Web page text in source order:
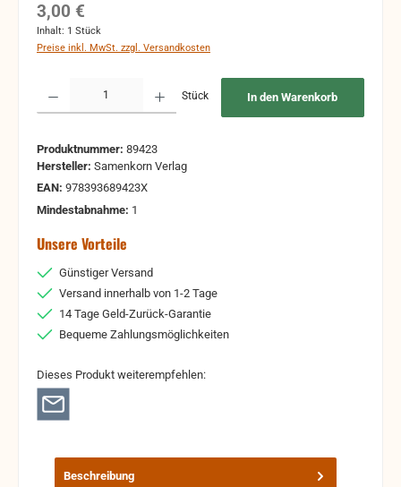
Regulärer Preis:
3,00 €
Inhalt: 1 Stück
Preise inkl. MwSt. zzgl. Versandkosten
Stück In den Warenkorb
Produktnummer: 89423
Hersteller: Samenkorn Verlag
EAN: 978393689423X
Mindestabnahme: 1
Unsere Vorteile
Günstiger Versand
Versand innerhalb von 1-2 Tage
14 Tage Geld-Zurück-Garantie
Bequeme Zahlungsmöglichkeiten
Dieses Produkt weiterempfehlen:
Beschreibung